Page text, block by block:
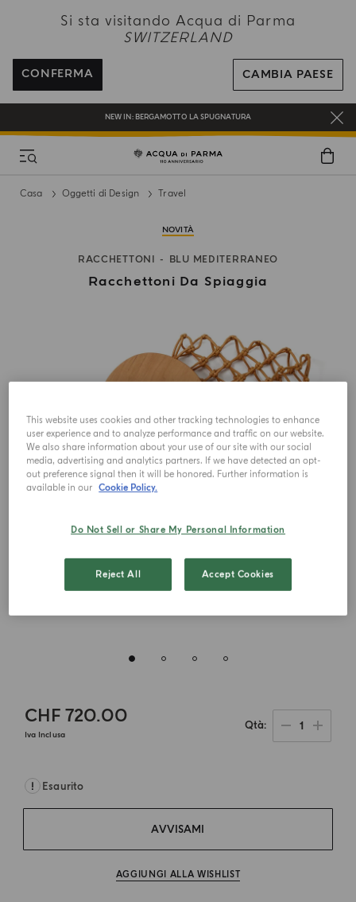
Si sta visitando Acqua di Parma
SWITZERLAND
CONFERMA CAMBIA PAESE
SPEDIZIONE GRATUITA PER TUTTI GLI ORDINI SUPERIORI A 120 CHF
REGISTRATI E RICEVI UN REGALO SPECIALE CON IL TUO PRIMO ACQUISTO
UN REGALO PER TE SUGLI ORDINI SUPERIORI AI CHF 180
NEW IN: BERGAMOTTO LA SPUGNATURA
Casa Oggetti di Design Travel
NOVITÀ
RACCHETTONI BLU MEDITERRANEO
Racchettoni Da Spiaggia
CHF 720.00
Iva Inclusa
Qtà 1
Esaurito
AVVISAMI
AGGIUNGI ALLA WISHLIST
This website uses cookies and other tracking technologies to enhance
user experience and to analyze performance and traffic on our website.
We also share information about your use of our site with our social
media, advertising and analytics partners. If we have detected an opt-
out preference signal then it will be honored. Further information is
available in our Cookie Policy.
Do Not Sell or Share My Personal Information
Reject All Accept Cookies